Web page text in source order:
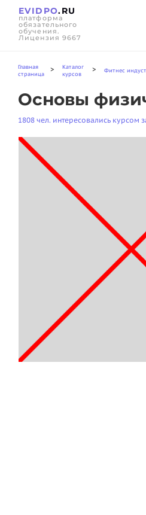
EVIDPO.RU
платформа
обязательного
обучения.
Лицензия 9667
Главная
страница
>
Каталог
курсов
> Фитнес
Основы
1808 чел. интересовались курсом